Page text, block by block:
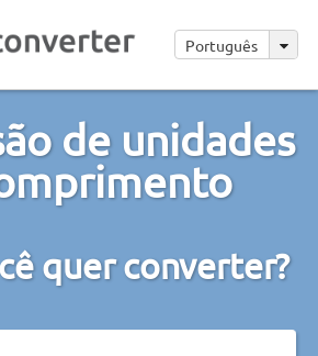
Português
de unidades
quer converter?